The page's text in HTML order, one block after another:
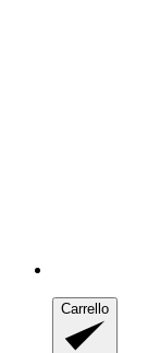
Carrello